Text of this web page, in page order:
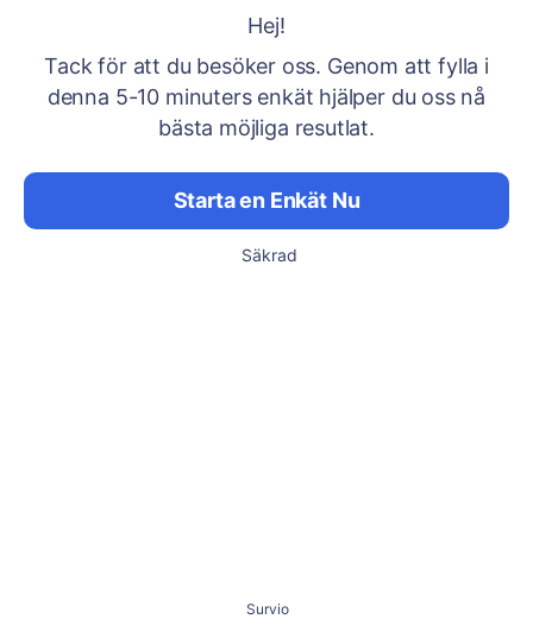
Hej!
Tack för att du besöker oss. Genom att fylla i
denna 5-10 minuters enkät hjälper du oss nå
bästa möjliga resutlat.
Starta en Enkät Nu
Säkrad
Survio